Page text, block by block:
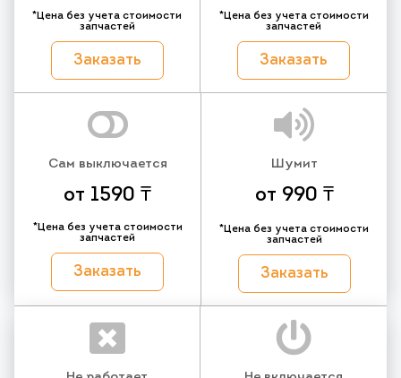
*Цена без учета стоимости
запчастей
Заказать
*Цена без учета стоимости
запчастей
Заказать
Сам выключается
от 1590 ₸
*Цена без учета стоимости
запчастей
Заказать
Шумит
от 990 ₸
*Цена без учета стоимости
запчастей
Заказать